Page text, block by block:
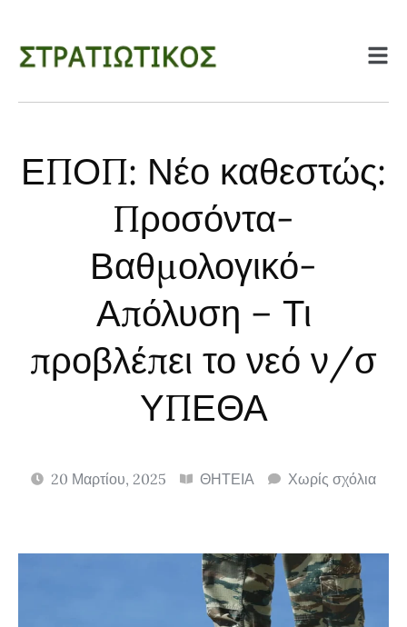
ΕΠΟΠ: Νέο καθεστώς:
Προσόντα-
Βαθμολογικό-
Απόλυση – Τι
προβλέπει το νεό ν/σ
ΥΠΕΘΑ
20 Μαρτίου, 2025 ΘΗΤΕΙΑ Χωρίς σχόλια